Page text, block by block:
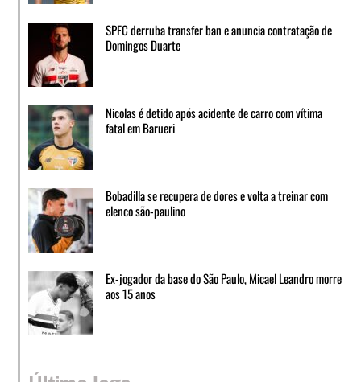
SPFC derruba transfer ban e anuncia contratação de
Domingos Duarte
Nicolas é detido após acidente de carro com vítima
fatal em Barueri
Bobadilla se recupera de dores e volta a treinar com
elenco são-paulino
Ex-jogador da base do São Paulo, Micael Leandro morre
aos 15 anos